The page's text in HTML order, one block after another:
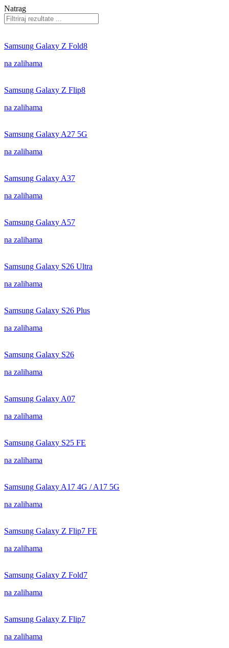
Natrag
Samsung Galaxy Z Fold8
na zalihama
Samsung Galaxy Z Flip8
na zalihama
Samsung Galaxy A27 5G
na zalihama
Samsung Galaxy A37
na zalihama
Samsung Galaxy A57
na zalihama
Samsung Galaxy S26 Ultra
na zalihama
Samsung Galaxy S26 Plus
na zalihama
Samsung Galaxy S26
na zalihama
Samsung Galaxy A07
na zalihama
Samsung Galaxy S25 FE
na zalihama
Samsung Galaxy A17 4G / A17 5G
na zalihama
Samsung Galaxy Z Flip7 FE
na zalihama
Samsung Galaxy Z Fold7
na zalihama
Samsung Galaxy Z Flip7
na zalihama